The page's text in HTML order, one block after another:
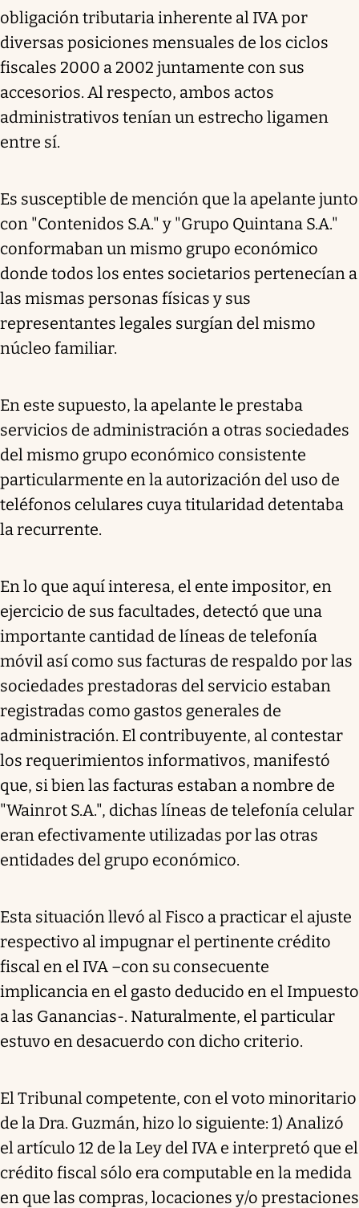
obligación tributaria inherente al IVA por
diversas posiciones mensuales de los ciclos
fiscales 2000 a 2002 juntamente con sus
accesorios. Al respecto, ambos actos
administrativos tenían un estrecho ligamen
entre sí.
Es susceptible de mención que la apelante junto
con "Contenidos S.A." y "Grupo Quintana S.A."
conformaban un mismo grupo económico
donde todos los entes societarios pertenecían a
las mismas personas físicas y sus
representantes legales surgían del mismo
núcleo familiar.
En este supuesto, la apelante le prestaba
servicios de administración a otras sociedades
del mismo grupo económico consistente
particularmente en la autorización del uso de
teléfonos celulares cuya titularidad detentaba
la recurrente.
En lo que aquí interesa, el ente impositor, en
ejercicio de sus facultades, detectó que una
importante cantidad de líneas de telefonía
móvil así como sus facturas de respaldo por las
sociedades prestadoras del servicio estaban
registradas como gastos generales de
administración. El contribuyente, al contestar
los requerimientos informativos, manifestó
que, si bien las facturas estaban a nombre de
"Wainrot S.A.", dichas líneas de telefonía celular
eran efectivamente utilizadas por las otras
entidades del grupo económico.
Esta situación llevó al Fisco a practicar el ajuste
respectivo al impugnar el pertinente crédito
fiscal en el IVA –con su consecuente
implicancia en el gasto deducido en el Impuesto
a las Ganancias-. Naturalmente, el particular
estuvo en desacuerdo con dicho criterio.
El Tribunal competente, con el voto minoritario
de la Dra. Guzmán, hizo lo siguiente: 1) Analizó
el artículo 12 de la Ley del IVA e interpretó que el
crédito fiscal sólo era computable en la medida
en que las compras, locaciones y/o prestaciones